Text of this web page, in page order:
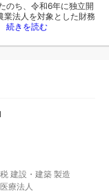
のち、令和6年に独立開
業法人を対象とした財務
続きを読む
建設・建築 製造
医療法人